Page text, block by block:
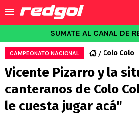
SUMATE AL CANAL DE
CAMPEONATO NACIONAL Colo Colo
Vicente Pizarro y la
canteranos de Colo
le cuesta jugar acá"